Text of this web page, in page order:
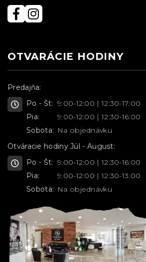
OTVARÁCIE HODINY
Predajňa:
Po - Št: 9:00-12:00 | 12:30-17:00
Pia:
9:00-12:00 | 12:30-16:00
Sobota: Na objednávku
Otváracie hodiny Júl - August:
Po - Št: 9:00-12:00 | 12:30-16:00
Pia:
9:00-12:00 | 12:30-13:00
Sobota: Na objednávku